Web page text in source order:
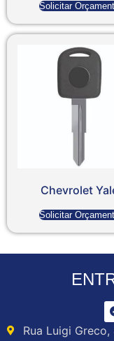
Solicitar
Chevrolet
Solicitar
Rua Luigi